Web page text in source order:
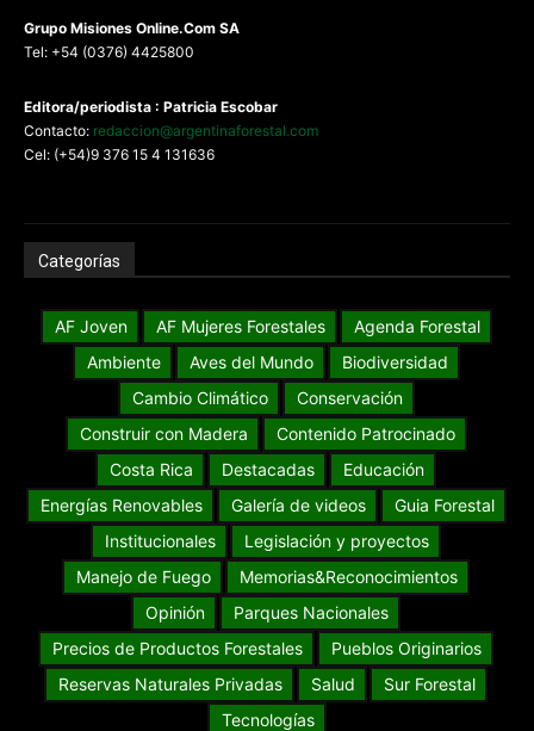
Grupo Misiones Online.Com SA
Tel: +54 (0376) 4425800
Editora/periodista : Patricia Escobar
Contacto: redaccion@argentinaforestal.com
Cel: (+54)9 376 15 4 131636
Categorías
AF Joven AF Mujeres Forestales
Agenda Forestal
Ambiente
Aves del Mundo
Biodiversidad
Cambio Climático
Conservación
Construir con Madera
Contenido Patrocinado
Costa Rica
Destacadas
Educación
Energías Renovables
Galería de videos
Guia Forestal
Institucionales
Legislación y proyectos
Manejo de Fuego
Memorias&Reconocimientos
Opinión
Parques Nacionales
Precios de Productos Forestales
Pueblos Originarios
Reservas Naturales Privadas
Salud
Sur Forestal
Tecnologías